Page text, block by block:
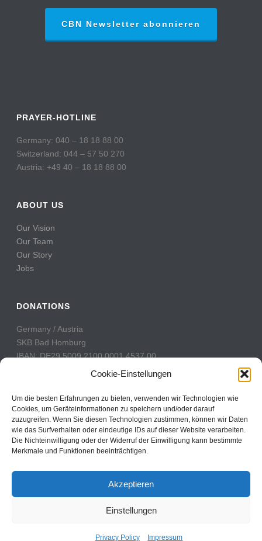
Cookie-Einstellungen
Um die besten Erfahrungen zu bieten, verwenden wir Technologien wie
Cookies, um Geräteinformationen zu speichern und/oder darauf
zuzugreifen. Wenn Sie diesen Technologien zustimmen, können wir Daten
wie das Surfverhalten oder eindeutige IDs auf dieser Website verarbeiten.
Die Nichteinwilligung oder der Widerruf der Einwilligung kann bestimmte
Merkmale und Funktionen beeinträchtigen.
Akzeptieren
Einstellungen
Privacy Policy Impressum
CBN Newsletter abonnieren
PRAYER-HOTLINE
Germany: 040 – 18 18 88 00
Switzerland: 044 – 57 50 270
Austria: +49 40 – 18 18 88 00
ABOUT US
Our Vision
Our Team
Our Story
Jobs
DONATIONS
Germany / Austria
SKB Bad Homburg
IBAN: DE29 5009 2100 0001 4537 00
BIC: GENODE51BH2
Switzerland
PostFinance
Konto: 60-742493-7
IBAN: CH31 0900 0000 6074 2493 7
BIC: POFICHBEXXX
Contact